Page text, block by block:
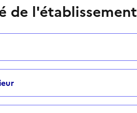
de l'établissement